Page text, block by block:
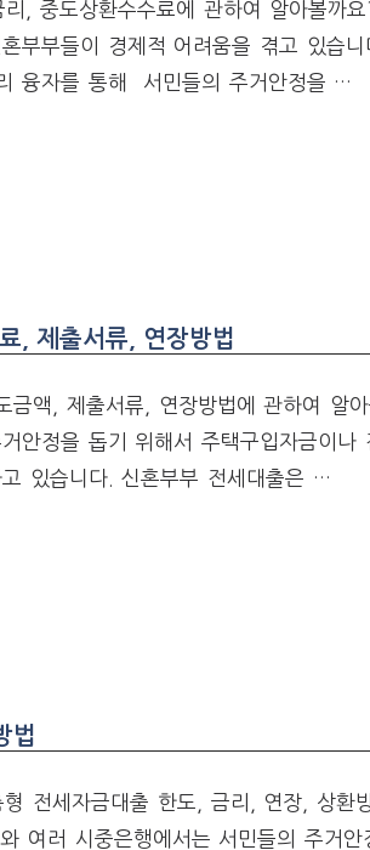
, 중도상환수수료에 관하여 알아볼까요
부부들이 경제적 어려움을 겪고 있습
융자를 통해 서민들의 주거안정을 …
, 제출서류, 연장방법
금액, 제출서류, 연장방법에 관하여 알
안정을 돕기 위해서 주택구입자금이나
있습니다. 신혼부부 전세대출은 …
법
전세자금대출 한도, 금리, 연장, 상환
여러 시중은행에서는 서민들의 주거안